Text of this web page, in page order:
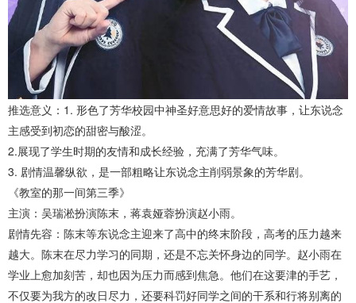
推选意义：1. 形色了芳华校园中神圣好意思好的爱情故事，让东说念
主感受到初恋的甜密与酸涩。
2.展现了学生时期的友情和成长经验，充满了芳华气味。
3. 剧情温馨纵欲，是一部粗略让东说念主削弱景象的芳华剧。
《教室的那一间第三季》
主演：吴瑞淞扮演陈末，蒋袁娅蓉扮演赵小雨。
剧情先容：陈末等东说念主迎来了高中的终末阶段，高考的压力越来
越大。陈末在尽力学习的同期，还是不忘关怀身边的同学。赵小雨在
学业上愈加刻苦，却也因为压力而感到焦急。他们在这要津的手艺，
不仅要为我方的改日尽力，还要科罚好同学之间的干系和行将别离的